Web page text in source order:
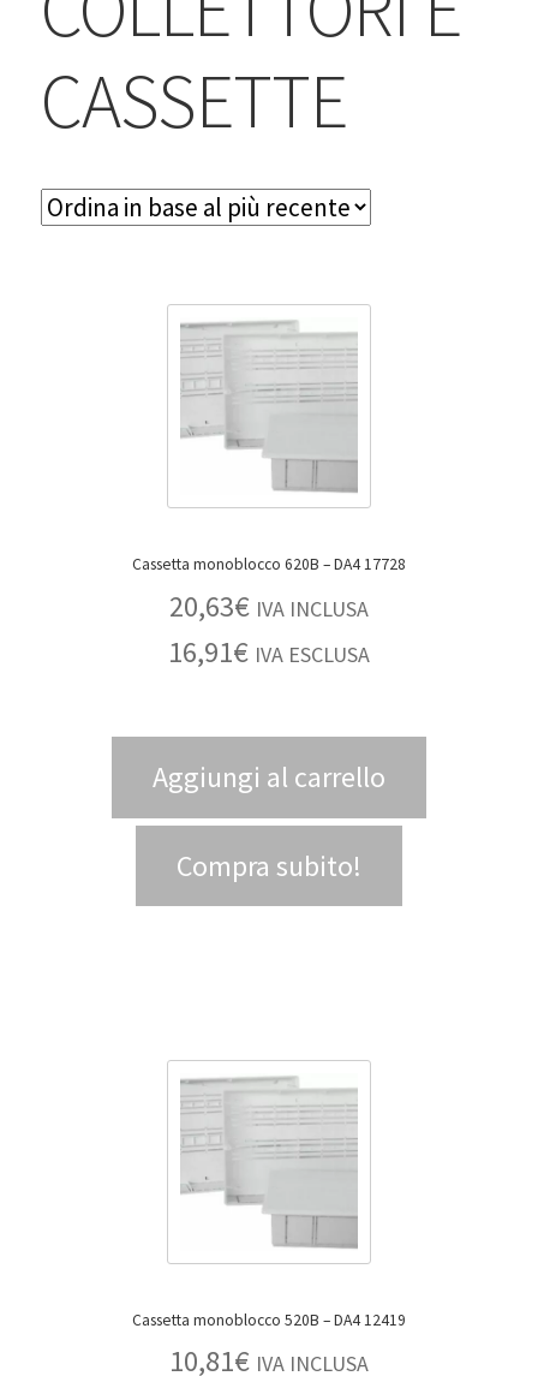
BLOG
Accedi/Registrati
CASSETTE
Cassetta monoblocco 620B – DA4 17728
20,63€ IVA INCLUSA
16,91€ IVA ESCLUSA
Aggiungi al carrello
Compra subito!
Cassetta monoblocco 520B – DA4 12419
10,81€ IVA INCLUSA